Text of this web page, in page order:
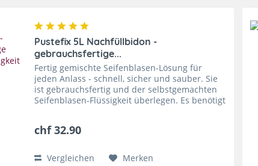
Pustefix 5L Nachfüllbidon -
gebrauchsfertige...
Fertig gemischte Seifenblasen-Lösung für
jeden Anlass - schnell, sicher und sauber. Sie
ist gebrauchsfertig und der selbstgemachten
Seifenblasen-Flüssigkeit überlegen. Es benötigt
chf 32.90
Vergleichen
Merken